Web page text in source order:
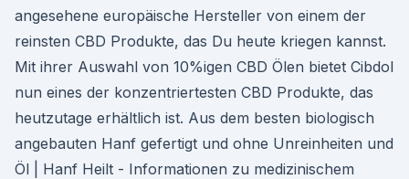
angesehene europäische Hersteller von einem der
reinsten CBD Produkte, das Du heute kriegen kannst.
Mit ihrer Auswahl von 10%igen CBD Ölen bietet Cibdol
nun eines der konzentriertesten CBD Produkte, das
heutzutage erhältlich ist. Aus dem besten biologisch
angebauten Hanf gefertigt und ohne Unreinheiten und
Öl | Hanf Heilt - Informationen zu medizinischem